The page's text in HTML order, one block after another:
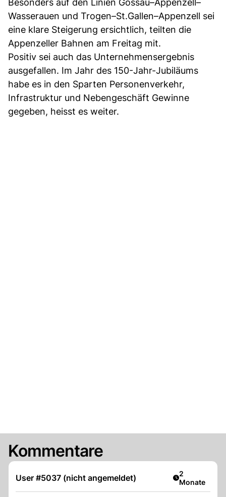
Besonders auf den Linien Gossau–Appenzell–
Wasserauen und Trogen–St.Gallen–Appenzell sei
eine klare Steigerung ersichtlich, teilten die
Appenzeller Bahnen am Freitag mit.
Positiv sei auch das Unternehmensergebnis
ausgefallen. Im Jahr des 150-Jahr-Jubiläums
habe es in den Sparten Personenverkehr,
Infrastruktur und Nebengeschäft Gewinne
gegeben, heisst es weiter.
Kommentare
User #5037 (nicht angemeldet) Artikel
2
Monate